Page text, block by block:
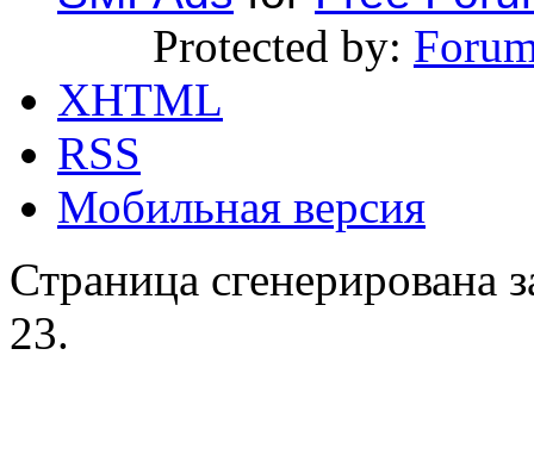
Protected by:
XHTML
RSS
Мобильная версия
Страница сгенерирована
23.